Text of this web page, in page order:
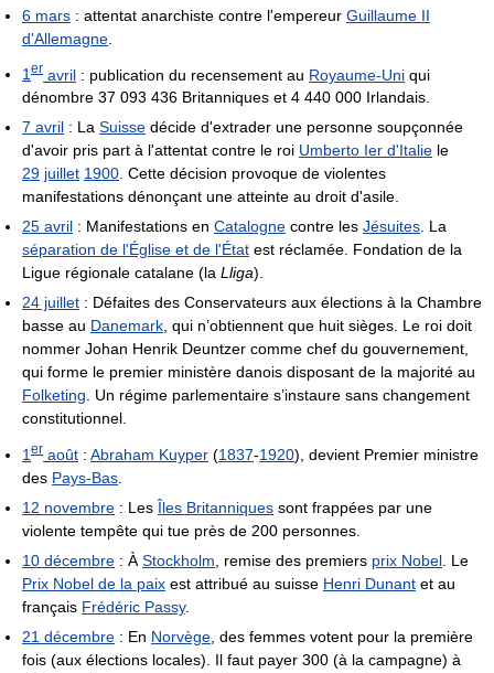
6 mars : attentat anarchiste contre l'empereur Guillaume II
d'Allemagne
1er avril : publication du recensement au Royaume-Uni qui
dénombre 37 093 436 Britanniques et 4 440 000 Irlandais.
7 avril : La Suisse décide d'extrader une personne soupçonnée
d'avoir pris part à l'attentat contre le roi Umberto Ier d'Italie le
29 juillet 1900. Cette décision provoque de violentes
manifestations dénonçant une atteinte au droit d'asile.
25 avril : Manifestations en Catalogne contre les Jésuites. La
séparation de l'Église et de l'État est réclamée. Fondation de la
Ligue régionale catalane (la Lliga).
24 juillet : Défaites des Conservateurs aux élections à la Chambre
basse au Danemark, qui n’obtiennent que huit sièges. Le roi doit
nommer Johan Henrik Deuntzer comme chef du gouvernement,
qui forme le premier ministère danois disposant de la majorité au
Folketing. Un régime parlementaire s’instaure sans changement
constitutionnel.
1 er août : Abraham Kuyper (1837-1920), devient Premier ministre
des Pays-Bas
12 novembre : Les Îles Britanniques sont frappées par une
violente tempête qui tue près de 200 personnes.
10 décembre : À Stockholm , remise des premiers prix Nobel . Le
Prix Nobel de la paix est attribué au suisse Henri Dunant et au
français Frédéric Passy.
21 décembre : En Norvège , des femmes votent pour la première
fois (aux élections locales). Il faut payer 300 (à la campagne) à